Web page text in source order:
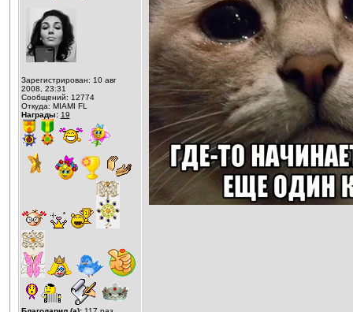
Зарегистрирован: 10 авг
2008, 23:31
Сообщений: 12774
Откуда: MIAMI FL
Награды: 19